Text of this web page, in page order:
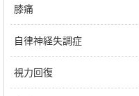
膝痛
自律神経失調症
視力回復